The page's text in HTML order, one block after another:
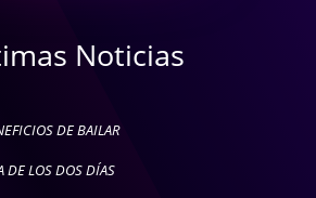
Noticias
DE BAILAR
DE LOS DOS DÍAS